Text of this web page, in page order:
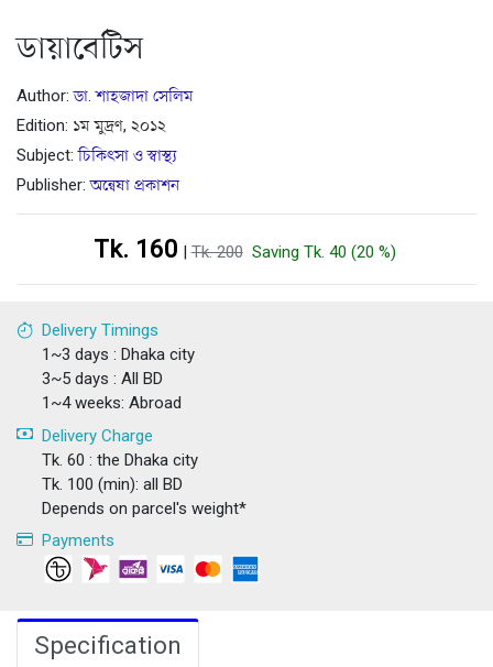
ডায়াবেটিস
Author:ডা. শাহজাদা সেলিম
Edition: ১ম মুদ্রণ, ২০১২
Subject:চিকিৎসা ও স্বাস্থ্য
Publisher:অন্বেষা প্রকাশন
Tk. 160 |Tk. 200 Saving Tk. 40 (20 %)
Delivery Timings
1~3 days : Dhaka city
3~5 days : All BD
1~4 weeks: Abroad
Delivery Charge
Tk. 60 : the Dhaka city
Tk. 100 (min): all BD
Depends on parcel's weight*
Payments
Specification